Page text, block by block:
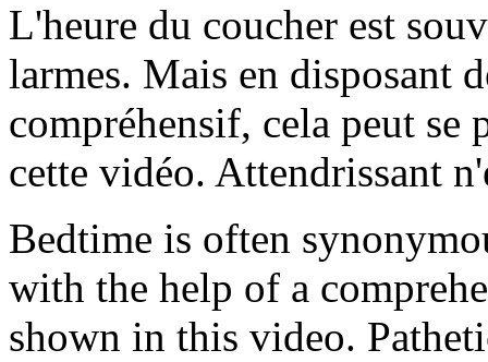
L'heure du coucher est
larmes. Mais en disposant
compréhensif, cela peut se
cette vidéo. Attendrissant
Bedtime is often
with the help of a
shown in this video.